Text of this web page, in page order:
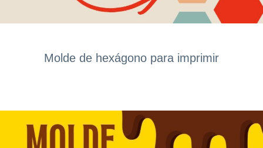
Molde de hexágono para imprimir